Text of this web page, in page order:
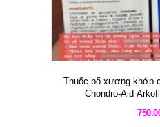
Thuốc bổ xương khớp
Chondro-Aid